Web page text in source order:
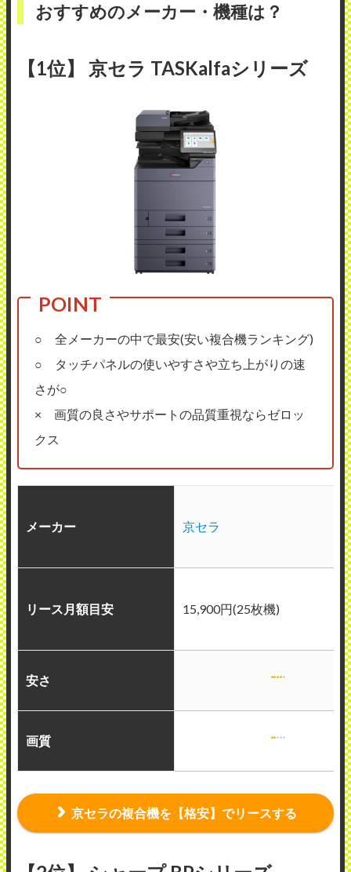
おすすめのメーカー・機種は？
【1位】 京セラ TASKalfaシリーズ
○ 全メーカーの中で最安(安い複合機ランキング)
○ タッチパネルの使いやすさや立ち上がりの速
さが○
× 画質の良さやサポートの品質重視ならゼロッ
クス
メーカー 京セラ
リース月額目安 15,900円(25枚機)
安さ
画質
京セラの複合機を【格安】でリースする